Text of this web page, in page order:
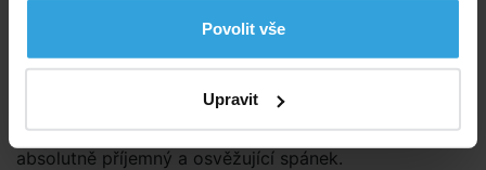
Povolit vše
Upravit
Moderní technologie Fiber-Tech ™ Vám umožňuje
absolutně příjemný a osvěžující spánek.